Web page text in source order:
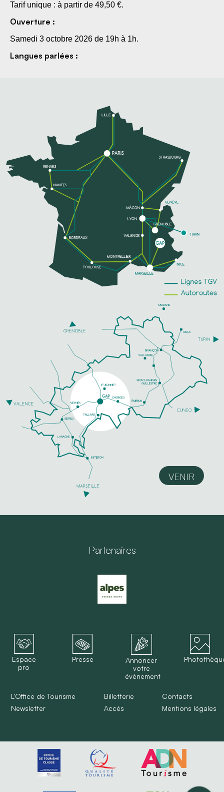
Tarif unique : à partir de 49,50 €.
Ouverture :
Samedi 3 octobre 2026 de 19h à 1h.
Langues parlées :
VENIR
Partenaires
Espace
pro
Presse
Annoncer
votre
événement
L'Office de Tourisme
Newsletter
Billetterie
Accès
Contacts
Mentions légales